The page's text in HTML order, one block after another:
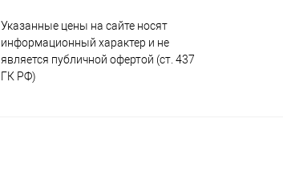
Указанные цены на сайте носят
информационный характер и не
является публичной офертой (ст. 437
ГК РФ)